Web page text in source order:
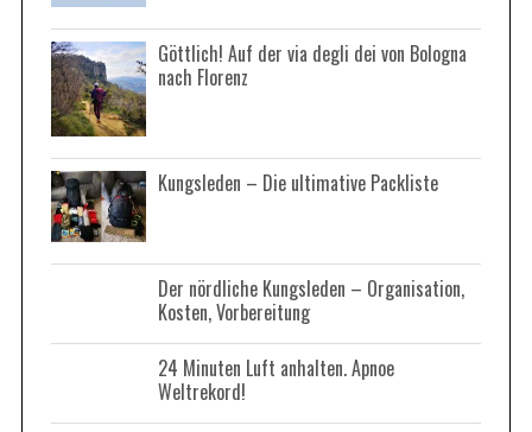
Göttlich! Auf der via degli dei von Bologna
nach Florenz
Kungsleden – Die ultimative Packliste
Der nördliche Kungsleden – Organisation,
Kosten, Vorbereitung
24 Minuten Luft anhalten. Apnoe
Weltrekord!